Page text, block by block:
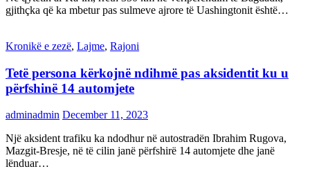
gjithçka që ka mbetur pas sulmeve ajrore të Uashingtonit është…
Kronikë e zezë, Lajme, Rajoni
Tetë persona kërkojnë ndihmë pas aksidentit ku u
përfshinë 14 automjete
adminadmin December 11, 2023
Një aksident trafiku ka ndodhur në autostradën Ibrahim Rugova,
Mazgit-Bresje, në të cilin janë përfshirë 14 automjete dhe janë
lënduar…